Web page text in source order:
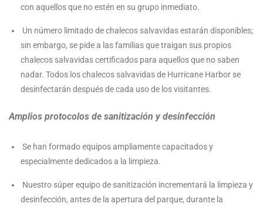
con aquellos que no estén en su grupo inmediato.
Un número limitado de chalecos salvavidas estarán disponibles;
sin embargo, se pide a las familias que traigan sus propios
chalecos salvavidas certificados para aquellos que no saben
nadar. Todos los chalecos salvavidas de Hurricane Harbor se
desinfectarán después de cada uso de los visitantes.
Amplios protocolos de sanitización y desinfección
Se han formado equipos ampliamente capacitados y
especialmente dedicados a la limpieza.
Nuestro súper equipo de sanitización incrementará la limpieza y
desinfección, antes de la apertura del parque, durante la